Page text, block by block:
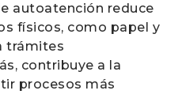
autoatención reduce
físicos, como papel y
trámites
contribuye a la
procesos más